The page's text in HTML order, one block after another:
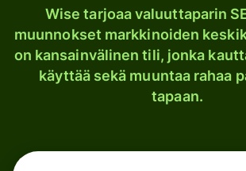
Wise tarjoaa valuuttaparin
muunnokset markkinoiden
on kansainvälinen tili, jonka
käyttää sekä muuntaa rahaa
tapaan.